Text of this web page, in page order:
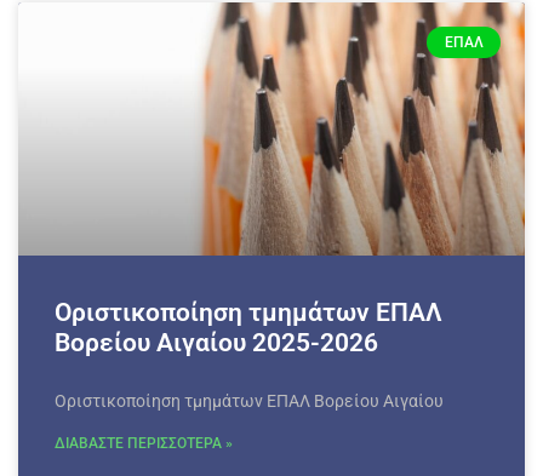
ΕΠΑΛ
Οριστικοποίηση τμημάτων ΕΠΑΛ
Βορείου Αιγαίου 2025-2026
Οριστικοποίηση τμημάτων ΕΠΑΛ Βορείου Αιγαίου
ΔΙΑΒΑΣΤΕ ΠΕΡΙΣΣΟΤΕΡΑ »